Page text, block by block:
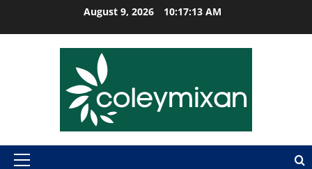
August 9, 2026 10:17:14 AM